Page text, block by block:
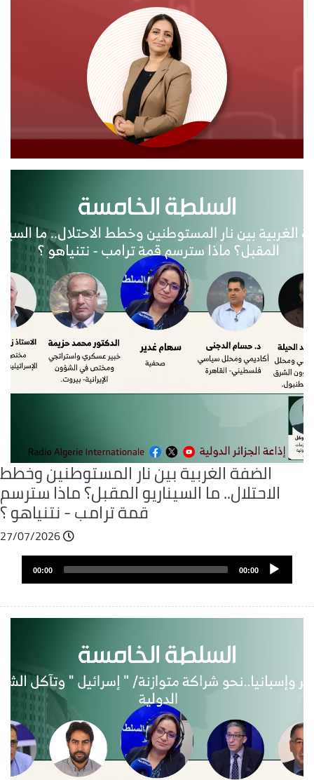
الضفة الغربية بين نار المستوطنين وخطط
الاحتلال.. ما السيناريو المقبل؟ ماذا سترسم
قمة ترامب - نتنياهو ؟
Audio
00:00
00:00